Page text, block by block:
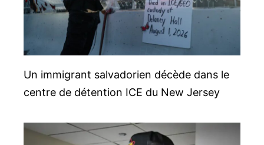
Un immigrant salvadorien décède dans le
centre de détention ICE du New Jersey